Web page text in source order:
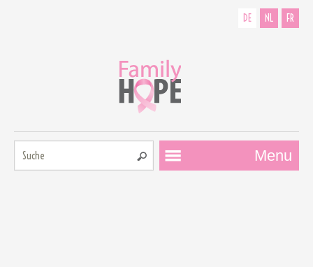
DE NL FR
Menu